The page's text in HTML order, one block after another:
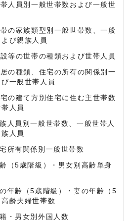
別一般世帯数および一般世
族類型別一般世帯数、一般
び親族人員
世帯の種類および世帯人員
類、住宅の所有の関係別一
一般世帯人員
て方別住宅に住む主世帯数
人員
員別一般世帯数、一般世帯人
人員
有関係別一般世帯数
5歳階級）・男女別高齢単身
齢（5歳階級）・妻の年齢（5
齢夫婦世帯数
男女別外国人数